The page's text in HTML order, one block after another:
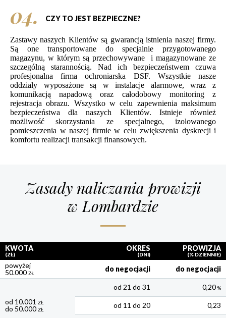
04. CZY TO JEST BEZPIECZNE?
Zastawy naszych Klientów są gwarancją istnienia naszej firmy.
Są one transportowane do specjalnie przygotowanego
magazynu, w którym są przechowywane
i magazynowane ze
szczególną starannością. Nad ich bezpieczeństwem czuwa
profesjonalna firma ochroniarska DSF. Wszystkie nasze
oddziały wyposażone są w instalacje alarmowe, wraz z
komunikacją napadową oraz całodobowy monitoring z
rejestracja obrazu. Wszystko w celu zapewnienia maksimum
bezpieczeństwa dla naszych Klientów. Istnieje również
możliwość skorzystania ze specjalnego, izolowanego
pomieszczenia w naszej firmie w celu zwiększenia dyskrecji i
komfortu realizacji transakcji finansowych.
Zasady naliczania prowizji
w Lombardzie
KWOTA
(ZŁ)
OKRES
(DNI)
PROWIZJA
(% DZIENNIE)
powyżej
50.000 ZŁ do negocjacji do negocjacji
od 10.001 ZŁ
do 50.000 ZŁ
od 21 do 31 0,20 %
od 11 do 20 0,23